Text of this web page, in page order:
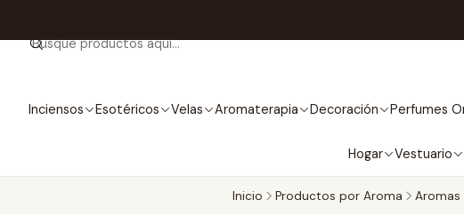
Inciensos Esotéricos Velas Aromaterapia Decoración Perfumes
Hogar Vestuario
Inicio Productos por Aroma Aromas